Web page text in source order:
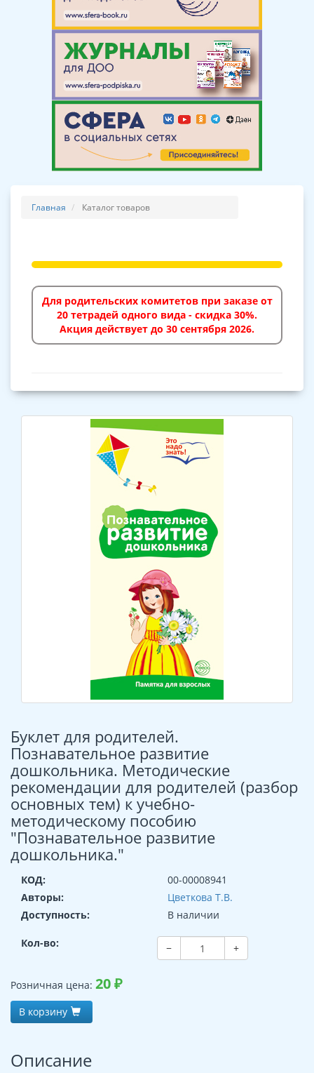
Главная Каталог товаров
Для родительских комитетов при заказе от
20 тетрадей одного вида - скидка 30%.
Акция действует до 30 сентября 2026.
Буклет для родителей.
Познавательное развитие
дошкольника. Методические
рекомендации для родителей (разбор
основных тем) к учебно-
методическому пособию
"Познавательное развитие
дошкольника."
КОД:
00-00008941
Авторы:
Цветкова Т.В.
Доступность:
В наличии
Кол-во: − +
Розничная цена: 20₽
В корзину
Описание